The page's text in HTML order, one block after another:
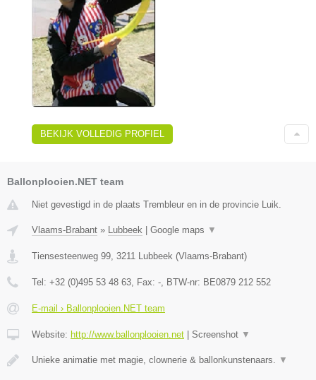
BEKIJK VOLLEDIG PROFIEL
Ballonplooien.NET team
Niet gevestigd in de plaats Trembleur en in de provincie Luik.
Vlaams-Brabant » Lubbeek Google maps ▼
Tiensesteenweg 99, 3211 Lubbeek (Vlaams-Brabant)
Tel: +32 (0)495 53 48 63, Fax: -, BTW-nr: BE0879 212 552
E-mail › Ballonplooien.NET team
Website: http://www.ballonplooien.net Screenshot ▼
Unieke animatie met magie, clownerie & ballonkunstenaars. ▼